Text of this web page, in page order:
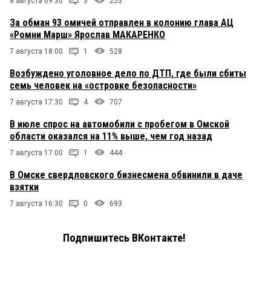
За обман 93 омичей отправлен в колонию глава АЦ
«Ромни Марш» Ярослав МАКАРЕНКО
7 августа 18:00 1 528
Возбуждено уголовное дело по ДТП, где были сбиты
семь человек на «островке безопасности»
7 августа 17:30 4 707
В июле спрос на автомобили с пробегом в Омской
области оказался на 11% выше, чем год назад
7 августа 17:00 1 444
В Омске свердловского бизнесмена обвинили в даче
взятки
7 августа 16:30 0 693
Подпишитесь ВКонтакте!